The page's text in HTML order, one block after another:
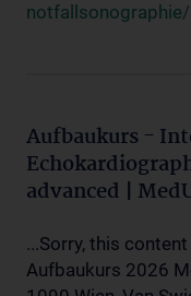
Aufbaukurs -
advanced |
...Sorry, this
Aufbaukurs 2026